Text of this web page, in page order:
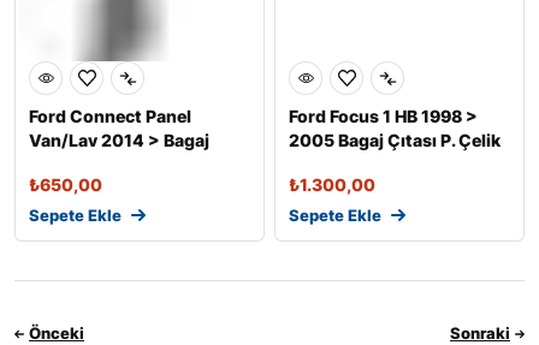
Ford Connect Panel
Van/Lav 2014 > Bagaj
₺650,00
Sepete Ekle
Ford Focus 1 HB 1998 >
2005 Bagaj Çıtası P. Çelik
₺1.300,00
Sepete Ekle
Önceki Sonraki